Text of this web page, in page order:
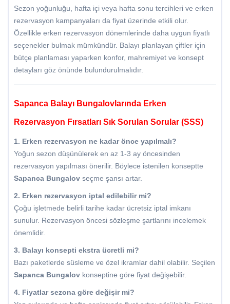
Sezon yoğunluğu, hafta içi veya hafta sonu tercihleri ve erken
rezervasyon kampanyaları da fiyat üzerinde etkili olur.
Özellikle erken rezervasyon dönemlerinde daha uygun fiyatlı
seçenekler bulmak mümkündür. Balayı planlayan çiftler için
bütçe planlaması yaparken konfor, mahremiyet ve konsept
detayları göz önünde bulundurulmalıdır.
Sapanca Balayı Bungalovlarında Erken
Rezervasyon Fırsatları Sık Sorulan Sorular (SSS)
1. Erken rezervasyon ne kadar önce yapılmalı?
Yoğun sezon düşünülerek en az 1-3 ay öncesinden
rezervasyon yapılması önerilir. Böylece istenilen konseptte
Sapanca Bungalov seçme şansı artar.
2. Erken rezervasyon iptal edilebilir mi?
Çoğu işletmede belirli tarihe kadar ücretsiz iptal imkanı
sunulur. Rezervasyon öncesi sözleşme şartlarını incelemek
önemlidir.
3. Balayı konsepti ekstra ücretli mi?
Bazı paketlerde süsleme ve özel ikramlar dahil olabilir. Seçilen
Sapanca Bungalov konseptine göre fiyat değişebilir.
4. Fiyatlar sezona göre değişir mi?